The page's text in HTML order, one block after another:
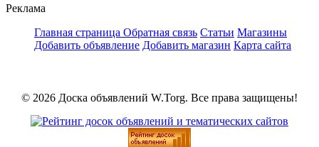
Реклама
Главная страница Обратная связь Статьи Магазины
Добавить объявление Добавить магазин Карта сайта
© 2026 Доска объявлений W.Torg. Все права защищены!